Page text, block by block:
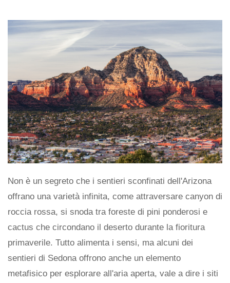
Non è un segreto che i sentieri sconfinati dell'Arizona
offrano una varietà infinita, come attraversare canyon di
roccia rossa, si snoda tra foreste di pini ponderosi e
cactus che circondano il deserto durante la fioritura
primaverile. Tutto alimenta i sensi, ma alcuni dei
sentieri di Sedona offrono anche un elemento
metafisico per esplorare all'aria aperta, vale a dire i siti